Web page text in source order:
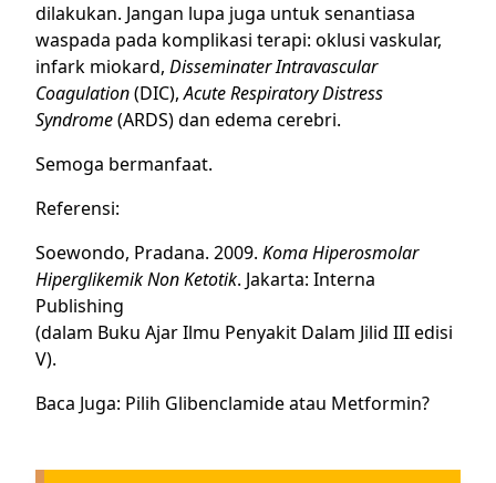
dilakukan. Jangan lupa juga untuk senantiasa
waspada pada komplikasi terapi: oklusi vaskular,
infark miokard, Disseminater Intravascular
Coagulation(DIC),Acute Respiratory Distress
Syndrome(ARDS) dan edema cerebri.
Semoga bermanfaat.
Referensi:
Soewondo, Pradana. 2009. Koma Hiperosmolar
Hiperglikemik Non Ketotik. Jakarta: Interna
Publishing
(dalam Buku Ajar Ilmu Penyakit Dalam Jilid III edisi
V).
Baca Juga: Pilih Glibenclamide atau Metformin?